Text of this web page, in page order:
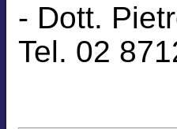
- Dott.
Tel. 02